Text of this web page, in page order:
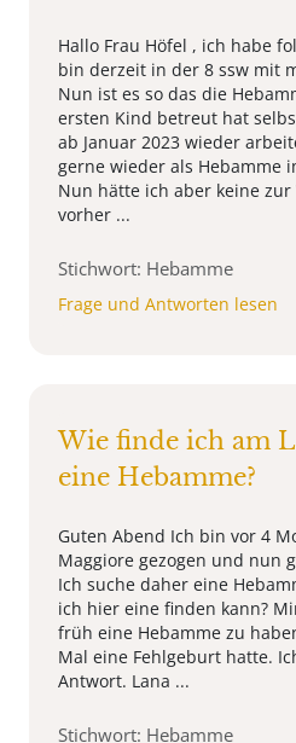
Hallo Frau Höfel , ich habe
bin derzeit in der 8 ssw mit
Nun ist es so das die
ersten Kind betreut hat
ab Januar 2023 wieder
gerne wieder als Hebamme
Nun hätte ich aber keine zur
vorher ...
Stichwort: Hebamme
Frage und Antworten lesen
Wie finde ich am
eine Hebamme?
Guten Abend Ich bin vor 4
Maggiore gezogen und nun
Ich suche daher eine
ich hier eine finden kann?
früh eine Hebamme zu
Mal eine Fehlgeburt hatte.
Antwort. Lana ...
Stichwort: Hebamme